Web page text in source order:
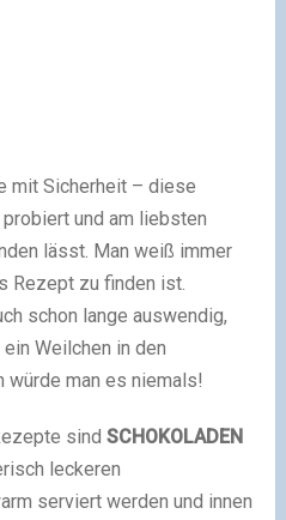
mit Sicherheit – diese
und am liebsten
lässt. Man weiß immer
Rezept zu finden ist.
schon lange auswendig,
Weilchen in den
würde man es niemals!
sind SCHOKOLADEN
leckeren
serviert werden und innen